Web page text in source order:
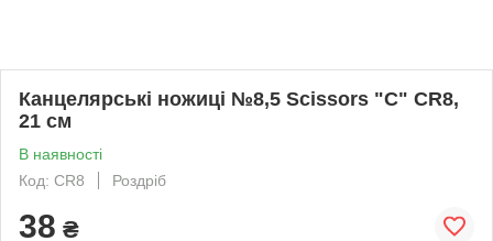
Канцелярські ножиці №8,5 Scissors "C" CR8,
21 см
В наявності
Код: CR8
Роздріб
38 ₴